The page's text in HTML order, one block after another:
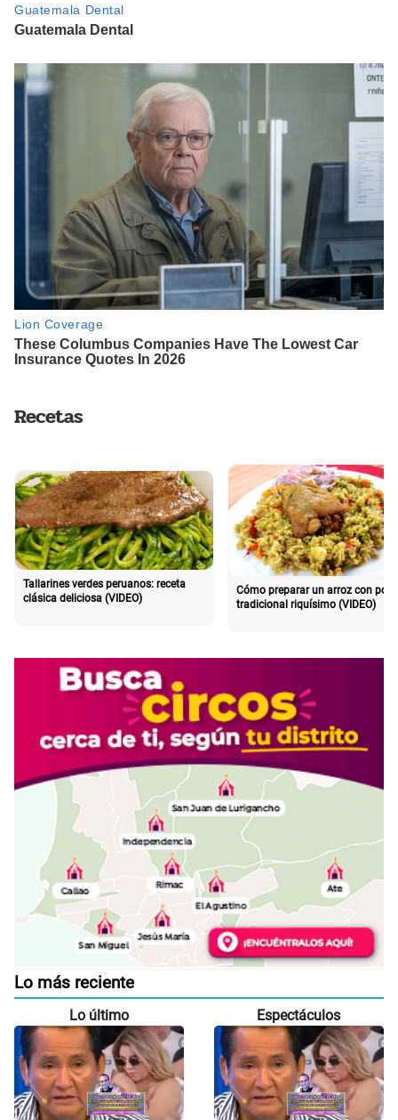
Recetas
Tallarines verdes peruanos: receta
clásica deliciosa (VIDEO)
Cómo preparar un arroz con pollo
tradicional riquísimo (VIDEO)
Lo más reciente
Lo último Espectáculos